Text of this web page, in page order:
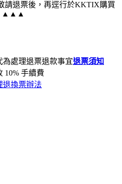
退票後，再逕行於KKTIX購買
▲▲▲
為處理退票退款事宜退票須知
10% 手續費
換票辦法